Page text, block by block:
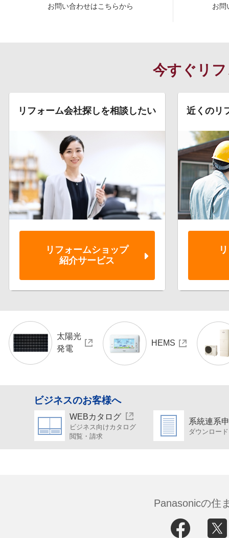
お問い合わせはこちらから お問
今すぐリ
リフォーム会社探しを相談したい
リフォームショップ
紹介サービス
近くのリ
太陽光
発電
HEMS
ビジネスのお客様へ
WEBカタログ
ビジネス向けカタログ
閲覧・請求
系統連系
ダウンロード
Panasonicの住